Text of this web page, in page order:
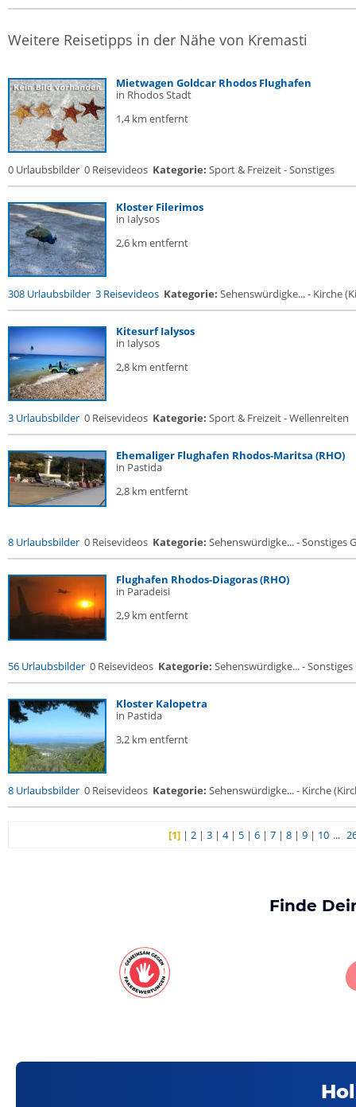
Weitere Reisetipps in der Nähe von Kremasti
Mietwagen Goldcar Rhodos Flughafen
in Rhodos Stadt
1,4 km entfernt
0 Urlaubsbilder 0 Reisevideos Kategorie: Sport & Freizeit - Sonstiges
Kloster Filerimos
in Ialysos
2,6 km entfernt
308 Urlaubsbilder 3 Reisevideos Kategorie: Sehenswürdigke... - Kirche
Kitesurf Ialysos
in Ialysos
2,8 km entfernt
3 Urlaubsbilder 0 Reisevideos Kategorie: Sport & Freizeit - Wellenreiten
Ehemaliger Flughafen Rhodos-Maritsa (RHO)
in Pastida
2,8 km entfernt
8 Urlaubsbilder 0 Reisevideos Kategorie: Sehenswürdigke... - Sonstiges
Flughafen Rhodos-Diagoras (RHO)
in Paradeisi
2,9 km entfernt
56 Urlaubsbilder 0 Reisevideos Kategorie: Sehenswürdigke... -
Kloster Kalopetra
in Pastida
3,2 km entfernt
8 Urlaubsbilder 0 Reisevideos Kategorie: Sehenswürdigke... - Kirche
[1]| 2| 3| 4| 5| 6| 7| 8| 9| 10 ...
Finde